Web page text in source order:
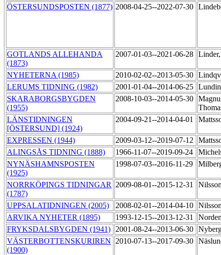
ÖSTERSUNDSPOSTEN (1877) 2008-04-25--2022-07-30
GOTLANDS ALLEHANDA
(1873)
2007-01-03--2021-06-28
NYHETERNA (1985) 2010-02-02--2013-05-30
LERUMS TIDNING (1982)
2001-01-04--2014-06-25
SKARABORGSBYGDEN
(1955)
2008-10-03--2014-05-30
LÄNSTIDNINGEN
[ÖSTERSUND] (1924)
2004-09-21--2014-04-01
EXPRESSEN (1944) 2009-03-12--2019-07-12
ALINGSÅS TIDNING (1888)
1966-11-07--2019-09-24
NYNÄSHAMNSPOSTEN
(1925)
1998-07-03--2016-11-29
NORRKÖPINGS TIDNINGAR
(1787)
2009-08-01--2015-12-31
UPPSALATIDNINGEN (2005) 2008-02-01--2014-04-10
ARVIKA NYHETER (1895)
1993-12-15--2013-12-31
FRYKSDALSBYGDEN (1941)
2001-08-24--2013-06-30
VÄSTERBOTTENSKURIREN
(1900)
2010-07-13--2017-09-30